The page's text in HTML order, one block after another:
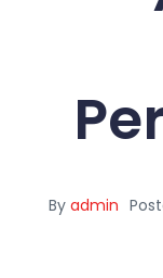
By admin